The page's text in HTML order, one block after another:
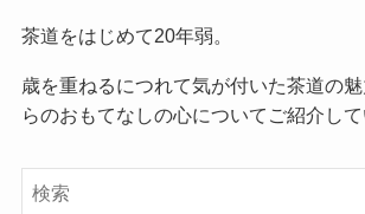
茶道をはじめて20年弱。
歳を重ねるにつれて気が付いた茶道の
らのおもてなしの心についてご紹介して